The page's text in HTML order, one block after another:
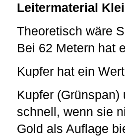
Leitermaterial
Theoretisch wäre
Bei 62 Metern hat
Kupfer hat ein
Kupfer
schnell, wenn sie
Gold als Auflage